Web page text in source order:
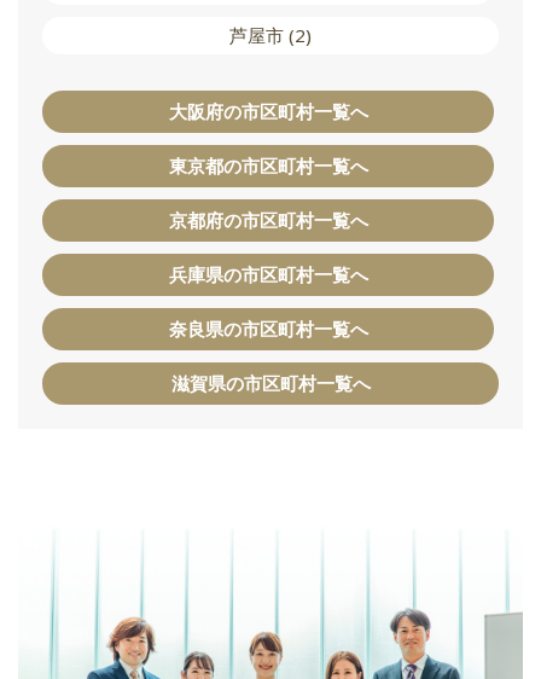
芦屋市 (2)
大阪府の市区町村一覧へ
東京都の市区町村一覧へ
京都府の市区町村一覧へ
兵庫県の市区町村一覧へ
奈良県の市区町村一覧へ
滋賀県の市区町村一覧へ